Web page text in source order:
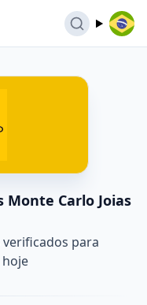
Monte Carlo Joias
para